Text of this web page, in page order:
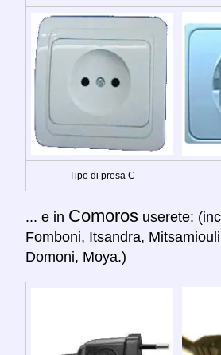
Tipo di presa C
... e in Comoros userete:
Fomboni, Itsandra,
Domoni, Moya.)